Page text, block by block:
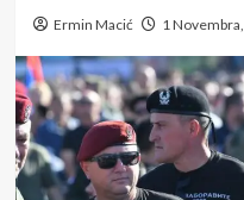
Ermin Macić 1